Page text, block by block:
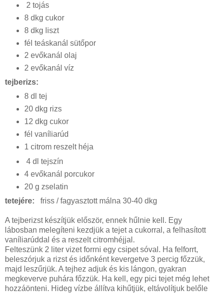
2 tojás
8 dkg cukor
8 dkg liszt
fél teáskanál sütőpor
2 evőkanál olaj
2 evőkanál víz
tejberizs:
8 dl tej
20 dkg rizs
12 dkg cukor
fél vaníliarúd
1 citrom reszelt héja
4 dl tejszín
4 evőkanál porcukor
20 g zselatin
tetejére:
friss / fagyasztott málna 30-40 dkg
A tejberizst készítjük először, ennek hűlnie kell. Egy
lábosban melegíteni kezdjük a tejet a cukorral, a felhasított
vaníliarúddal és a reszelt citromhéjjal.
Felteszünk 2 liter vizet forrni egy csipet sóval. Ha felforrt,
beleszórjuk a rizst és időnként kevergetve 3 percig főzzük,
majd leszűrjük. A tejhez adjuk és kis lángon, gyakran
megkeverve puhára főzzük. Ha kell, egy pici tejet még lehet
hozzáönteni. Hideg vízbe állítva kihűtjük, eltávolítjuk belőle